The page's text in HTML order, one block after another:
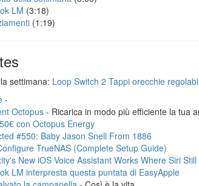
LM (3:18)
(1:19)
settimana: Loop Switch 2 Tappi orecchie
-
Octopus - Ricarica in modo più efficiente la tua
con Octopus Energy
#550: Baby Jason Snell From 1886
TrueNAS (Complete Setup Guide)
New iOS Voice Assistant Works Where Siri
LM interpresta questa puntata di EasyApple